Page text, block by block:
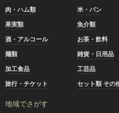
肉・ハム類 米・パン
果実類
魚介類
酒・アルコール
お茶・飲料
麺類
雑貨・日用品
加工食品
工芸品
旅行・チケット
セット類 その
地域でさがす